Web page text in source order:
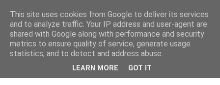
This site uses cookies from Google to deliver its services
and to analyze traffic. Your IP address and user-agent are
shared with Google along with performance and security
metrics to ensure quality of service, generate usage
statistics, and to detect and address abuse.
LEARN MORE GOT IT